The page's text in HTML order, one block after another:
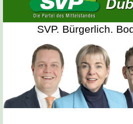
SVP. Bürgerlich.